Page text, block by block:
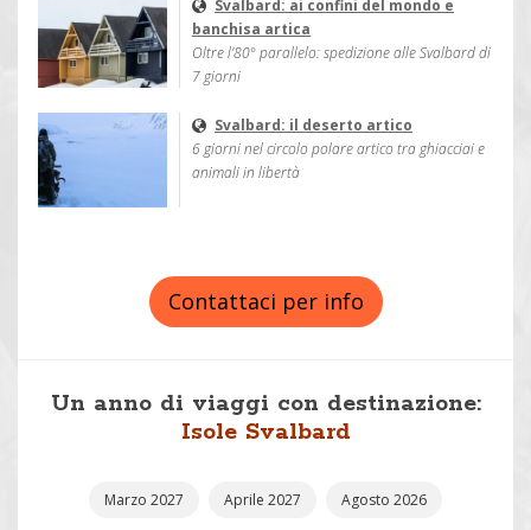
Svalbard: ai confini del mondo e
banchisa artica
Oltre l’80° parallelo: spedizione alle Svalbard di
7 giorni
Svalbard: il deserto artico
6 giorni nel circolo polare artico tra ghiacciai e
animali in libertà
Contattaci per info
Un anno di viaggi con destinazione:
Isole Svalbard
Marzo 2027 Aprile 2027 Agosto 2026